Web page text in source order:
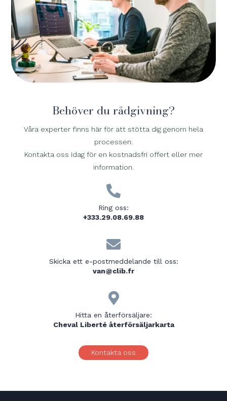
Behöver du rådgivning?
Våra experter finns här för att stötta dig genom hela
processen.
Kontakta oss idag för en kostnadsfri offert eller mer
information.

Ring oss:
+333.29.08.69.88

Skicka ett e-postmeddelande till oss:
van@clib.fr

Hitta en återförsäljare:
Cheval Liberté återförsäljarkarta
Kontakta oss